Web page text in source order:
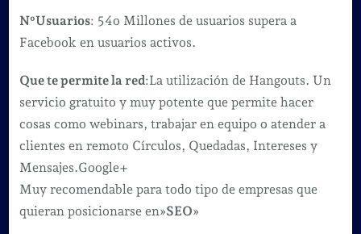
NºUsuarios: 54o Millones de usuarios supera a
Facebook en usuarios activos.
Que te permite la red:La utilización de Hangouts. Un
servicio gratuito y muy potente que permite hacer
cosas como webinars, trabajar en equipo o atender a
clientes en remoto Círculos, Quedadas, Intereses y
Mensajes.Google+
Muy recomendable para todo tipo de empresas que
quieran posicionarse en»SEO»